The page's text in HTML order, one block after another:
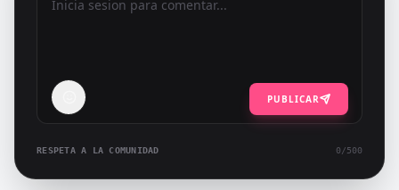
PUBLICAR
RESPETA A LA COMUNIDAD 0/500